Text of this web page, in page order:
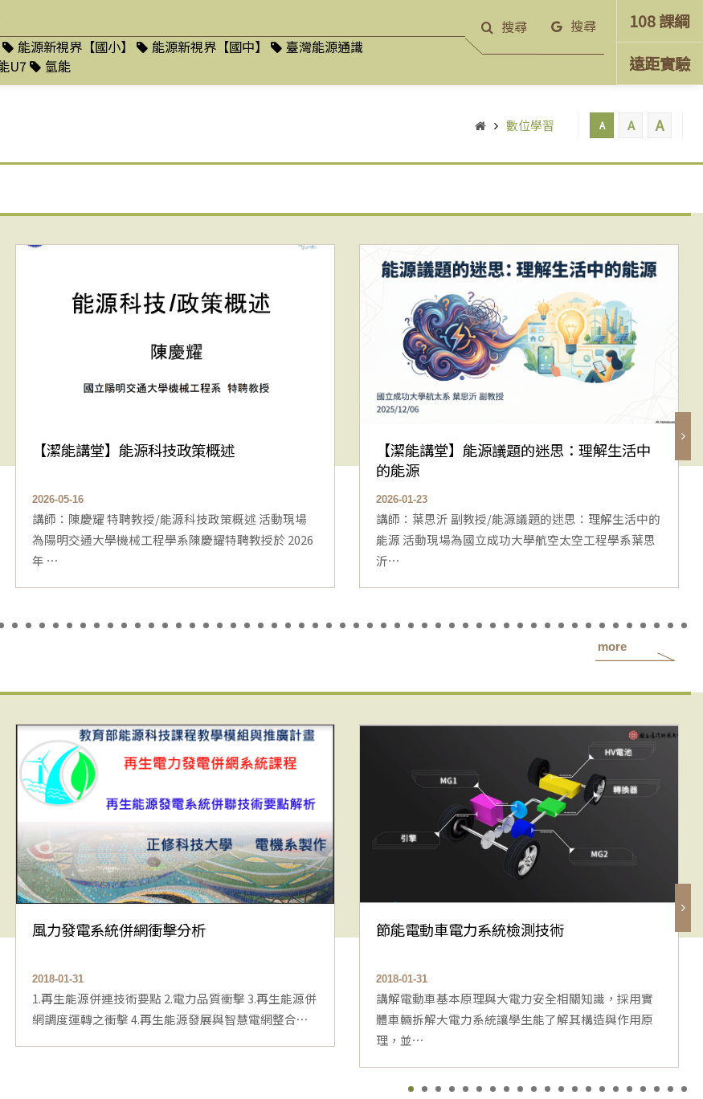
能源新視界【國小】 能源新視界【國中】
臺灣能源通識
U7
氫能
搜尋 搜尋
108 課綱
遠距實驗
數位學習 A A A
【潔能講堂】能源科技政策概述
2026-05-16
講師：陳慶耀 特聘教授/能源科技政策概述 活動現場
為陽明交通大學機械工程學系陳慶耀特聘教授於 2026
年 ⋯
【潔能講堂】能源議題的迷思：理解生活中
的能源
2026-01-23
講師：葉思沂 副教授/能源議題的迷思：理解生活中的
能源 活動現場為國立成功大學航空太空工程學系葉思
沂⋯
more
風力發電系統併網衝擊分析
2018-01-31
1.再生能源併連技術要點 2.電力品質衝擊 3.再生能源併
網調度運轉之衝擊 4.再生能源發展與智慧電網整合⋯
節能電動車電力系統檢測技術
2018-01-31
講解電動車基本原理與大電力安全相關知識，採用實
體車輛拆解大電力系統讓學生能了解其構造與作用原
理，並⋯